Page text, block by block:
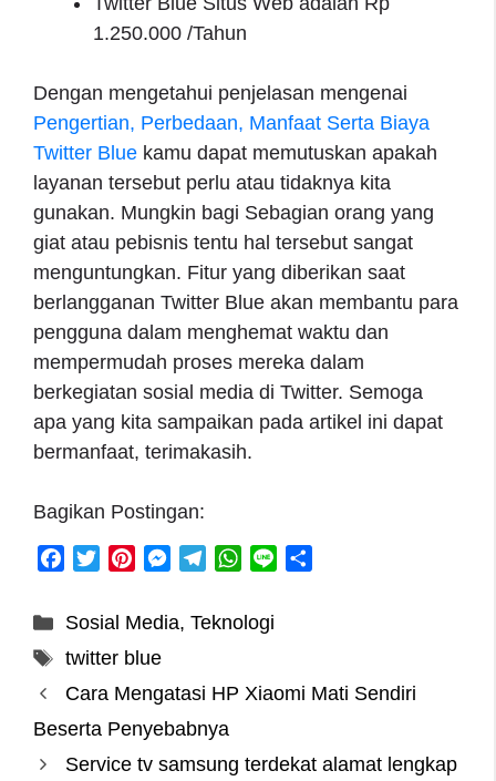
1.250.000 /Tahun
Dengan mengetahui penjelasan mengenai
Pengertian, Perbedaan, Manfaat Serta Biaya
Twitter Blue kamu dapat memutuskan apakah
layanan tersebut perlu atau tidaknya kita
gunakan. Mungkin bagi Sebagian orang yang
giat atau pebisnis tentu hal tersebut sangat
menguntungkan. Fitur yang diberikan saat
berlangganan Twitter Blue akan membantu para
pengguna dalam menghemat waktu dan
mempermudah proses mereka dalam
berkegiatan sosial media di Twitter. Semoga
apa yang kita sampaikan pada artikel ini dapat
bermanfaat, terimakasih.
Bagikan Postingan:
b
o
i
t
e
e
r
s
t
M
n
r
m
W
a
A
Categories
Sosial Media, Teknologi
Tags
twitter blue
Cara Mengatasi HP Xiaomi Mati Sendiri
Beserta Penyebabnya
Service tv samsung terdekat alamat lengkap